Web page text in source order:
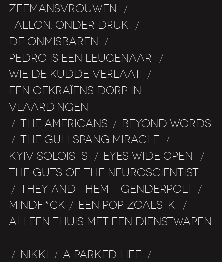
ZEEMANSVROUWEN /
TALLON: ONDER DRUK /
DE ONMISBAREN /
PEDRO IS EEN LEUGENAAR /
WIE DE KUDDE VERLAAT /
EEN OEKRAÏENS DORP IN
VLAARDINGEN
/ THE AMERICANS / BEYOND WORDS
/ THE GULLSPANG MIRACLE /
KYIV SOLOISTS / EYES WIDE OPEN /
THE GUTS OF THE NEUROSCIENTIST
/ THEY AND THEM – GENDERPOLI /
MINDF*CK / EEN POP ZOALS IK /
ALLEEN THUIS MET EEN
/ NIKKI / A PARKED LIFE /